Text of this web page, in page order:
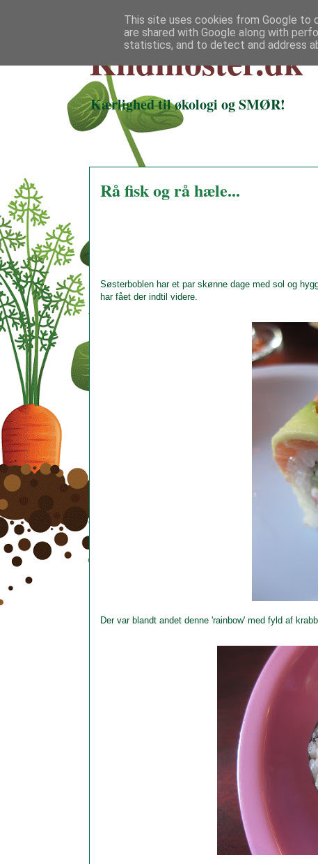
Klidmoster.dk
Kærlighed til økologi og SMØR!
Rå fisk og rå hæle...
Søsterboblen har et par skønne dage med sol og
har fået der indtil videre.
Der var blandt andet denne 'rainbow' med fyld af
This site uses cookies from Google to
are shared with Google along with
statistics, and to detect and address